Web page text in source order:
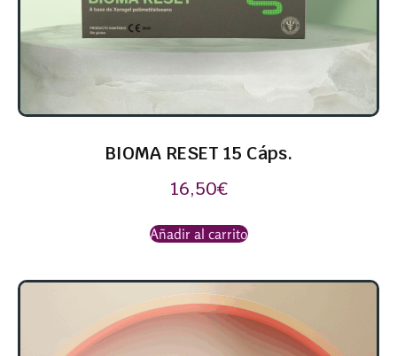
BIOMA RESET 15 Cáps.
16,50€
Añadir al carrito